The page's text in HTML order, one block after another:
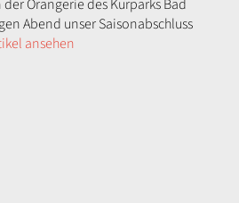
Orangerie des Kurparks Bad
Abend unser Saisonabschluss
ansehen